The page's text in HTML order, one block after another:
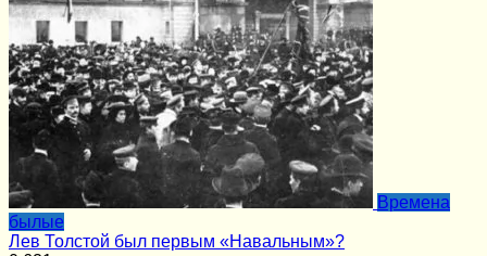
Времена
былые
Лев Толстой был первым «Навальным»?